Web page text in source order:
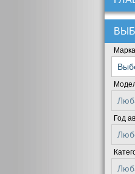
Год